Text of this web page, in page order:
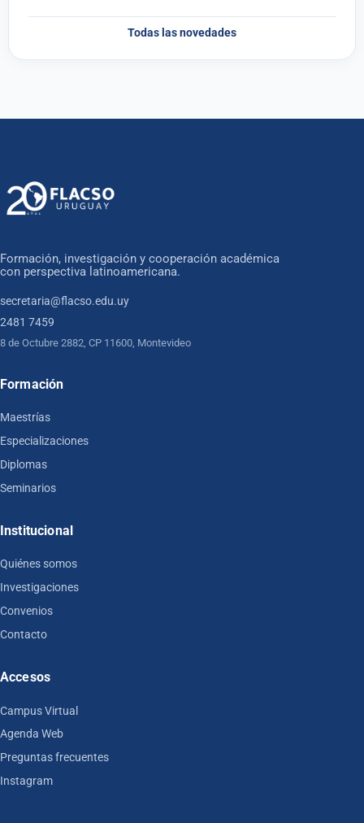
Todas las novedades
Formación, investigación y cooperación académica
con perspectiva latinoamericana.
secretaria@flacso.edu.uy
2481 7459
8 de Octubre 2882, CP 11600, Montevideo
Formación
Maestrías
Especializaciones
Diplomas
Seminarios
Institucional
Quiénes somos
Investigaciones
Convenios
Contacto
Accesos
Campus Virtual
Agenda Web
Preguntas frecuentes
Instagram